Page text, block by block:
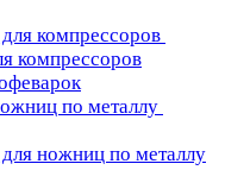
компрессоров
компрессоров
по металлу
ножниц по металлу